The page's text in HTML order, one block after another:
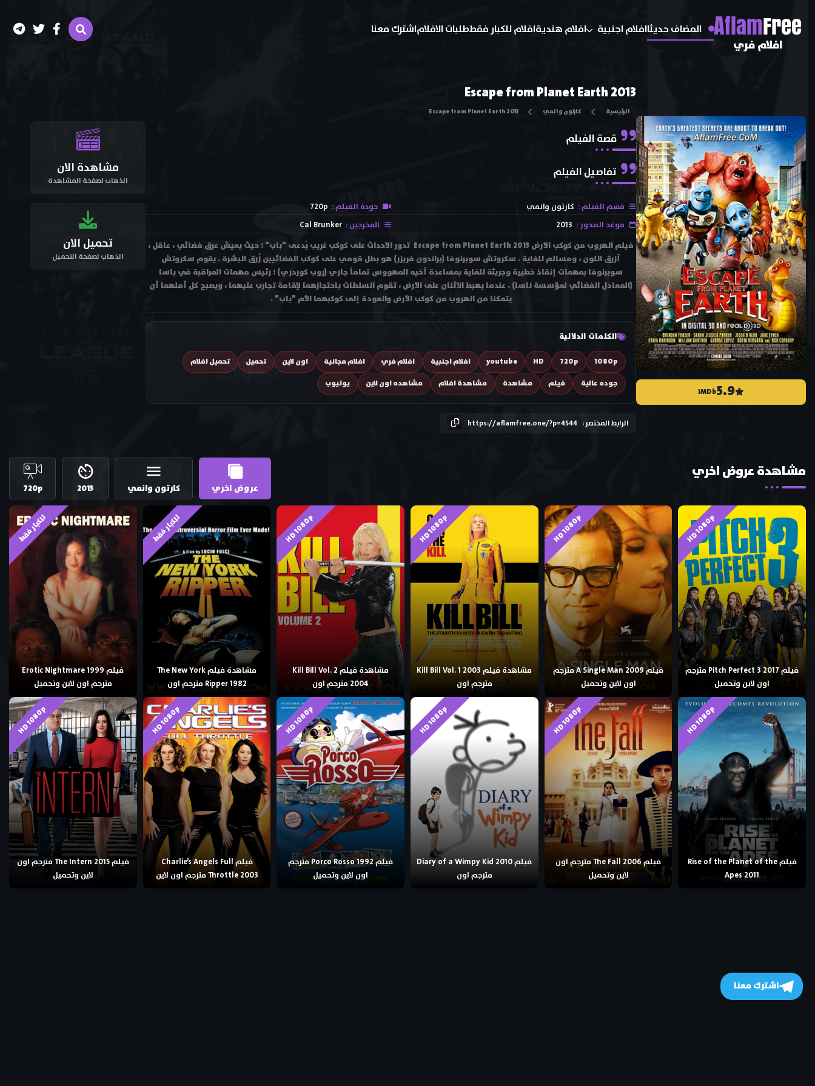
AflamFree
افلام فري
المضاف حديثاافلام اجنبية افلام هنديةافلام للكبار فقططلبات الافلاماشترك معنا
5.9
IMDb
Escape from Planet Earth 2013
الرئيسية كارتون وانمي Escape from Planet Earth 2013
قصة الفيلم
تفاصيل الفيلم
قسم الفيلم : كارتون وانمي جودة الفيلم : 720p
موعد الصدور : 2013 المخرجين : Cal Brunker
فيلم الهروب من كوكب الأرض Escape from Planet Earth 2013 تدور الأحداث على كوكب غريب يُدعى "باب" ؛ حيث يعيش عرق فضائي ، عاقل ،
أزرق اللون ، ومسالم للغاية . سكروتش سوبرنوفا (براندون فريزر) هو بطل قومي على كوكب الفضائيين زُرق البشرة . يقوم سكروتش
سوبرنوفا بمهمات إنقاذ خطيرة وجريئة للغاية بمساعدة أخيه المهووس تماماً جاري (روب كوردري) ؛ رئيس مهمات المراقبة في باسا
(المعادل الفضائي لمؤسسة ناسا) . عندما يهبط الاثنان على الأرض ، تقوم السلطات باحتجازهما لإقامة تجارب عليهما ، ويصبح كل أملهما أن
يتمكنا من الهروب من كوكب الأرض والعودة إلى كوكبهما الأم "باب" .
الكلمات الدلالية
1080p
720p
HD
youtube افلام اجنبية افلام فري افلام مجانية اون لاين تحميل
تحميل افلام
جوده عالية
فيلم مشاهدة مشاهدة افلام مشاهده اون لاين يوتيوب
الرابط المختصر : https://aflamfree.one/?p=4544
مشاهدة الان
الذهاب لصفحة المشاهدة
تحميل الان
الذهاب لصفحة التحميل
مشاهدة عروض اخري
عروض اخري كارتون وانمي 2013
720p
HD 1080p
فيلم Pitch Perfect 3 2017 مترجم
اون لاين وتحميل
HD 1080p
فيلم A Single Man 2009 مترجم
اون لاين وتحميل
HD 1080p
مشاهدة فيلم Kill Bill Vol. 1 2003
مترجم اون
HD 1080p
مشاهدة فيلم Kill Bill Vol. 2
2004 مترجم اون
للكبار فقط
مشاهدة فيلم The New York
Ripper 1982 مترجم اون
للكبار فقط
فيلم Erotic Nightmare 1999
مترجم اون لاين وتحميل
HD 1080p
فيلم Rise of the Planet of the
Apes 2011
HD 1080p
فيلم The Fall 2006 مترجم اون
لاين وتحميل
HD 1080p
فيلم Diary of a Wimpy Kid 2010
مترجم اون
HD 1080p
فيلم Porco Rosso 1992 مترجم
اون لاين وتحميل
HD 1080p
فيلم Charlie’s Angels Full
Throttle 2003 مترجم اون لاين
HD 1080p
فيلم The Intern 2015 مترجم اون
لاين وتحميل
اشترك معنا